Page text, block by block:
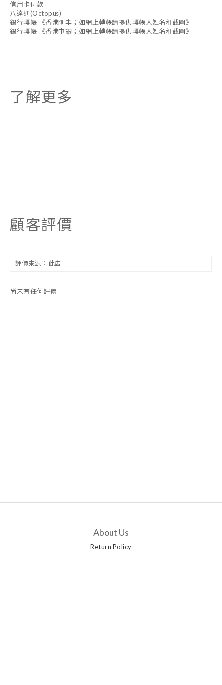
信用卡付款
八達通(Octopus)
銀行轉帳 《香港匯丰；如網上轉帳請提供轉帳人姓名和截圖》
銀行轉帳 《香港中銀；如網上轉帳請提供轉帳人姓名和截圖》
了解更多
顧客評價
尚未有任何評價
About Us
Return Policy